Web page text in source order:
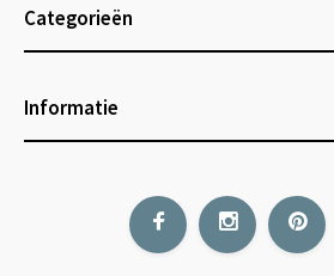
Categorieën
Informatie